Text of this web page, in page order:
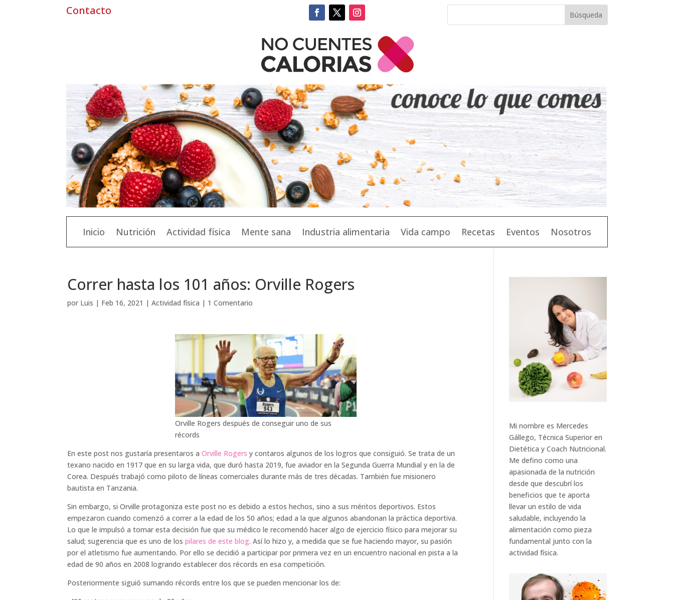
Contacto
Inicio Nutrición Actividad física Mente sana Industria alimentaria Vida campo Recetas Eventos Nosotros
Correr hasta los 101 años: Orville Rogers
por Luis | Feb 16, 2021 |Actividad física | 1 Comentario
Orville Rogers después de conseguir uno de sus
récords
En este post nos gustaría presentaros aOrville Rogers y contaros algunos de los logros que consiguió. Se trata de un
texano nacido en 1917 que en su larga vida, que duró hasta 2019, fue aviador en la Segunda Guerra Mundial y en la de
Corea. Después trabajó como piloto de líneas comerciales durante más de tres décadas. También fue misionero
bautista en Tanzania.
Sin embargo, si Orville protagoniza este post no es debido a estos hechos, sino a sus méritos deportivos. Estos
empezaron cuando comenzó a correr a la edad de los 50 años; edad a la que algunos abandonan la práctica deportiva.
Lo que le impulsó a tomar esta decisión fue que su médico le recomendó hacer algo de ejercicio físico para mejorar su
salud; sugerencia que es uno de lospilares de este blog. Así lo hizo y, a medida que se fue haciendo mayor, su pasión
por el atletismo fue aumentando. Por ello se decidió a participar por primera vez en un encuentro nacional en pista a la
edad de 90 años en 2008 logrando establecer dos récords en esa competición.
Posteriormente siguió sumando récords entre los que se pueden mencionar los de:
Mi nombre es Mercedes
Gállego, Técnica Superior en
Dietética y Coach Nutricional.
Me defino como una
apasionada de la nutrición
desde que descubrí los
beneficios que te aporta
llevar un estilo de vida
saludable, incluyendo la
alimentación como pieza
fundamental junto con la
actividad física.